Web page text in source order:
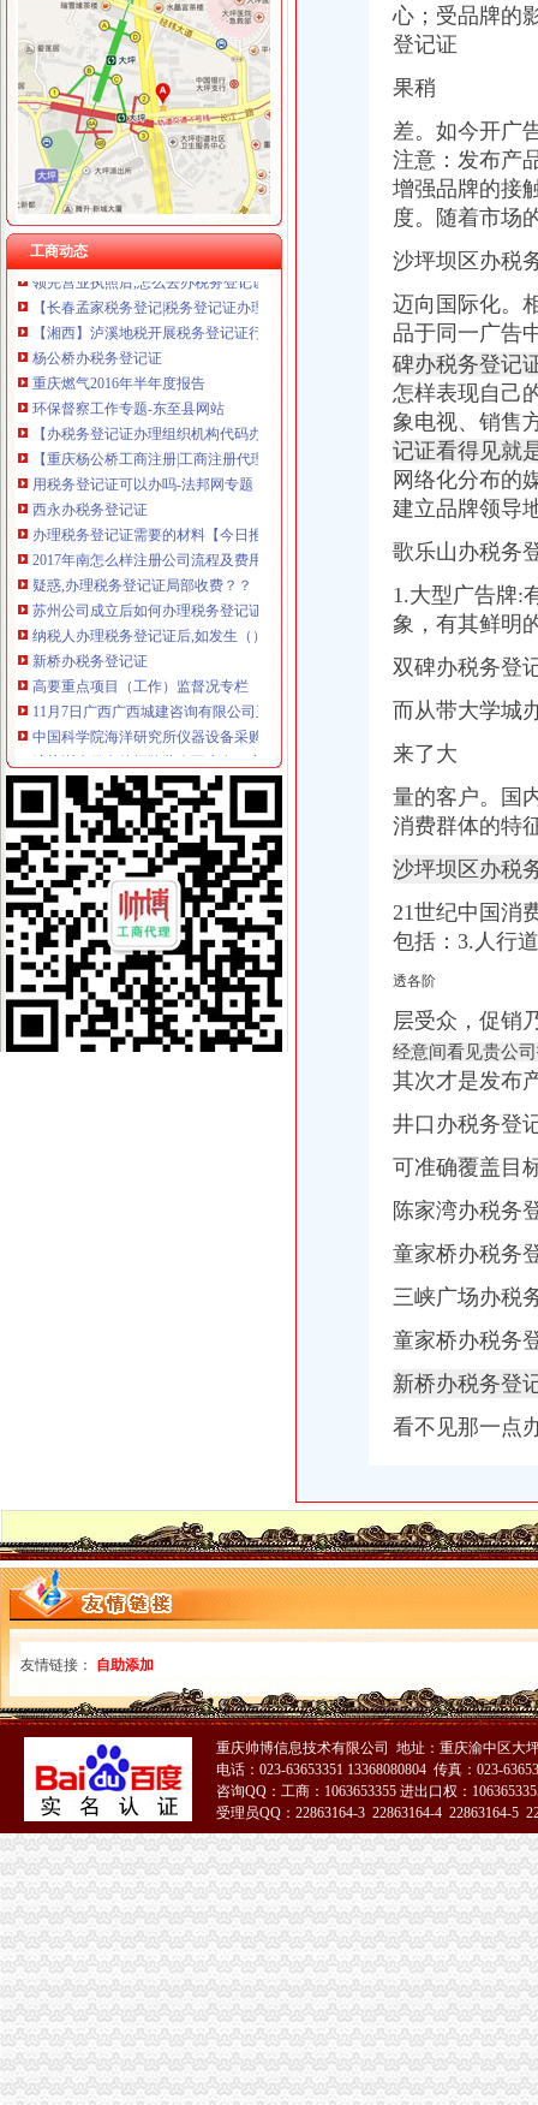
工商动态
重庆沙坪坝石井坡化妆学校排名重庆新时代学校S新闻头条-齐齐哈尔
重庆石井坡写字楼出租_重庆石井坡写字楼出售_渝房网
好的！！！！！！【石井坡小学吧】_百度贴吧
重庆市沙坪坝区石井坡铸造加工厂_重庆市_沙坪坝区_企业在线
沙坪坝石井坡俊峰香格里拉品质洋房出售,重庆沙坪坝磁器口俊峰香
曾家办税务登记证
我想办税务登记证,我是摊位,可以吗-110网免费法律咨询
税务登记_税务登记证办理_税务登记证年检_税务登记证注销_一品威客
领完营业执照后,怎么去办税务登记证？_搜狐财经_搜狐网
【长春孟家税务登记|税务登记证办理|代理税务登记】-长春赶集网
【湘西】泸溪地税开展税务登记证行动_税务频道_红网
杨公桥办税务登记证
重庆燃气2016年半年度报告
环保督察工作专题-东至县网站
【办税务登记证办理组织机构代码办理刻章营业执照正副本变更】价格
【重庆杨公桥工商注册|工商注册代理|工商注册代办】-重庆赶集网
用税务登记证可以办吗-法邦网专题
西永办税务登记证
办理税务登记证需要的材料【今日推荐网-青岛工商/税务/财务】
2017年南怎么样注册公司流程及费用
疑惑,办理税务登记证局部收费？？【聊城吧】_百度贴吧
苏州公司成立后如何办理税务登记证-阿里巴巴专栏
纳税人办理税务登记证后,如发生（）时,应当办理注销税务登记。
新桥办税务登记证
高要重点项目（工作）监督况专栏
11月7日广西广西城建咨询有限公司玉林市福绵区新桥联片农村饮水安
中国科学院海洋研究所仪器设备采购项目（第十九批）的招标公告
沪培训班借名校招牌蒙人至少有40家冒牌培训班
信息广告__都市_温商网
童家桥办税务登记证
【重庆税务登记证审核】_重庆列表网
已开店,想办税务登记证询问需要那些手续-淮安市地方税务局-淮网-
合伙制企业办理税务登记证是否缴纳印花税？-高顿网校
办税务登记证需要哪些手续【阿拉善吧】_百度贴吧
栖霞建设_招股说明书
双碑办税务登记证
石家庄新华区办理税务登记证的材料和步骤-爱喇叭网
在东莞开奶茶店,需要办理哪营业执照和卫生许可证还有税务登记证吗
四川路桥：发行股份购买资产暨关联交易报告书摘要_四川路桥（
供应哪些公司需办税务登记证？番禺分公司注册代理_番禺公司注册_
重庆市沙坪坝区妇幼保健院手术室用吊塔_中国招标网_重庆市招标
永泰能源公开发行2016年公司券募集说明书（第三期）（面向合格投
重庆市沙坪坝区妇幼保健院检验科实验家具、供应室家具竞争谈判采
【镇江上元教育会计培训】遗失税务登记证对企业经营影响大--镇江上
河南桐柏无证企业采铁矿执法人员被殴昏_新闻_腾讯网
歌乐山办税务登记证
重庆澳新材料股份有限公司法律意见书_澳新材（）_公告
市民大厅信息大全_平台事件_互金知识_网贷之家
分类广告——凤凰房产北京
教授杨玲斌福建省霞浦县实验幼儿园副园长-城乡/园林规划-图宝贝文档
大学城办税务登记证
小企业开业办理税务登记需要知道的常识_第1页_四川大学生论坛_院校
北京芍居会计服务、办理税务登记-北京58同城
成都,点燃创业激的地方_滚动_中国网
【石家庄城角税务登记|税务登记证办理|代理税务登记】-石家庄赶集网
宜宾临港开发区大学城职业教育基地-四川理工学院白酒学院项目（二
磁器口办税务登记证
北京办理注册有限公司流程
【办理组织机构代码证、办理税务登记证】-朝大望路易登网
办理税务登记证注销你只需要了解2点_税务登记证注销_税务登记证注
个体户有营业执照,怎么办理税务登记证-生活杂谈-得意生活-武汉生
合肥哪里办税务登记证？-问答-合肥合肥房多多
陈家湾办税务登记证
关于印发《2014年郴州市“民生100工程”考核指标报送要求和验收标
临川区2014年秋季小学招生实施方案--中国临川网
[公告]重庆钢铁：详式权益变动报告书-[中财网]
心；受品牌的
登记证
果稍
差。如今开广
注意：发布产
增强品牌的接
度。随着市场
沙坪坝区办税
迈向国际化。
品于同一广告
碑办税务登记
怎样表现自己
象电视、销售
记证看得见就
网络化分布的
建立品牌领导
歌乐山办税务
1.大型广告牌:
象，有其鲜明
双碑办税务登
而从带大学城
来了大
量的客户。国
消费群体的特
沙坪坝区办税
21世纪中国消
包括：3.人行
透各阶
层受众，促销
经意间看见贵公
其次才是发布
井口办税务登
可准确覆盖目
陈家湾办税务
童家桥办税务
三峡广场办税
童家桥办税务
新桥办税务登
看不见那一点
友情链接： 自助添加
重庆帅博信息技术有限公司 地址：重庆渝中区大
电话：023-63653351 13368080804 传真：023-
咨询QQ：工商：1063653355 进出口权：
受理员QQ：22863164-3 22863164-4 22863164-5
51La